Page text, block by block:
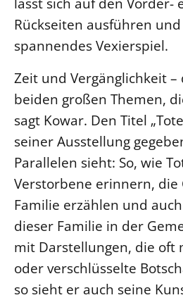
Rückseiten ausführen
spannendes Vexierspiel.
Zeit und Vergänglichkeit –
beiden großen Themen,
sagt Kowar. Den Titel
seiner Ausstellung
Parallelen sieht: So, wie
Verstorbene erinnern, die
Familie erzählen und
dieser Familie in der
mit Darstellungen, die oft
oder verschlüsselte
so sieht er auch seine